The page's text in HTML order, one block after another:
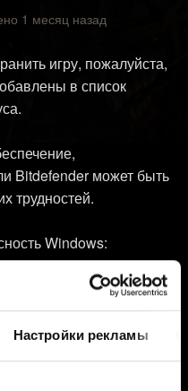
Настройки рекламы
1 месяц назад
игру, пожалуйста,
в список
Bitdefender может быть
трудностей.
Windows: